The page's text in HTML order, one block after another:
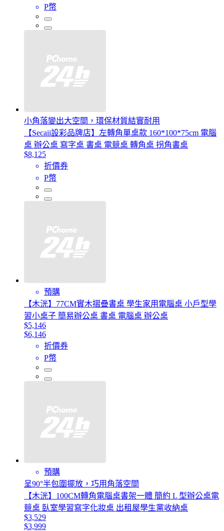
P幣
小角落變出大空間，環保材質結實耐用
【Secaii設彩品牌店】左轉角單桌款 160*100*75cm 電腦
桌 辦公桌 寫字桌 書桌 電競桌 轉角桌 拐角書桌
$8,125
折價券
P幣
預購
【木洸】77CM實木摺疊書桌 學生家用電腦桌 小戶型學
習小桌子 簡易辦公桌 書桌 電腦桌 辦公桌
$5,146
$6,146
折價券
P幣
預購
呈90°半包圍擺放，巧用角落空間
【木洸】100CM轉角電腦桌書架一體 簡約 L 型辦公桌電
競桌 臥室學習寫字化妝桌 出租屋學生黨收納桌
$3,529
$3,999